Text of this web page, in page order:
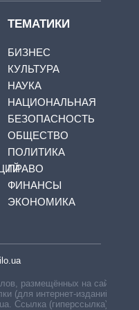
ТЕМАТИКИ
БИЗНЕС
КУЛЬТУРА
НАУКА
НАЦИОНАЛЬНАЯ
БЕЗОПАСНОСТЬ
ОБЩЕСТВО
ПОЛИТИКА
ПРАВО
ФИНАНСЫ
ЭКОНОМИКА
размещённых на сайте,
(для интернет-изданий —
Ссылка (гиперссылка)